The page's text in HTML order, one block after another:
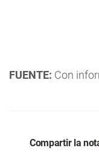
FUENTE: Con
Compartir la